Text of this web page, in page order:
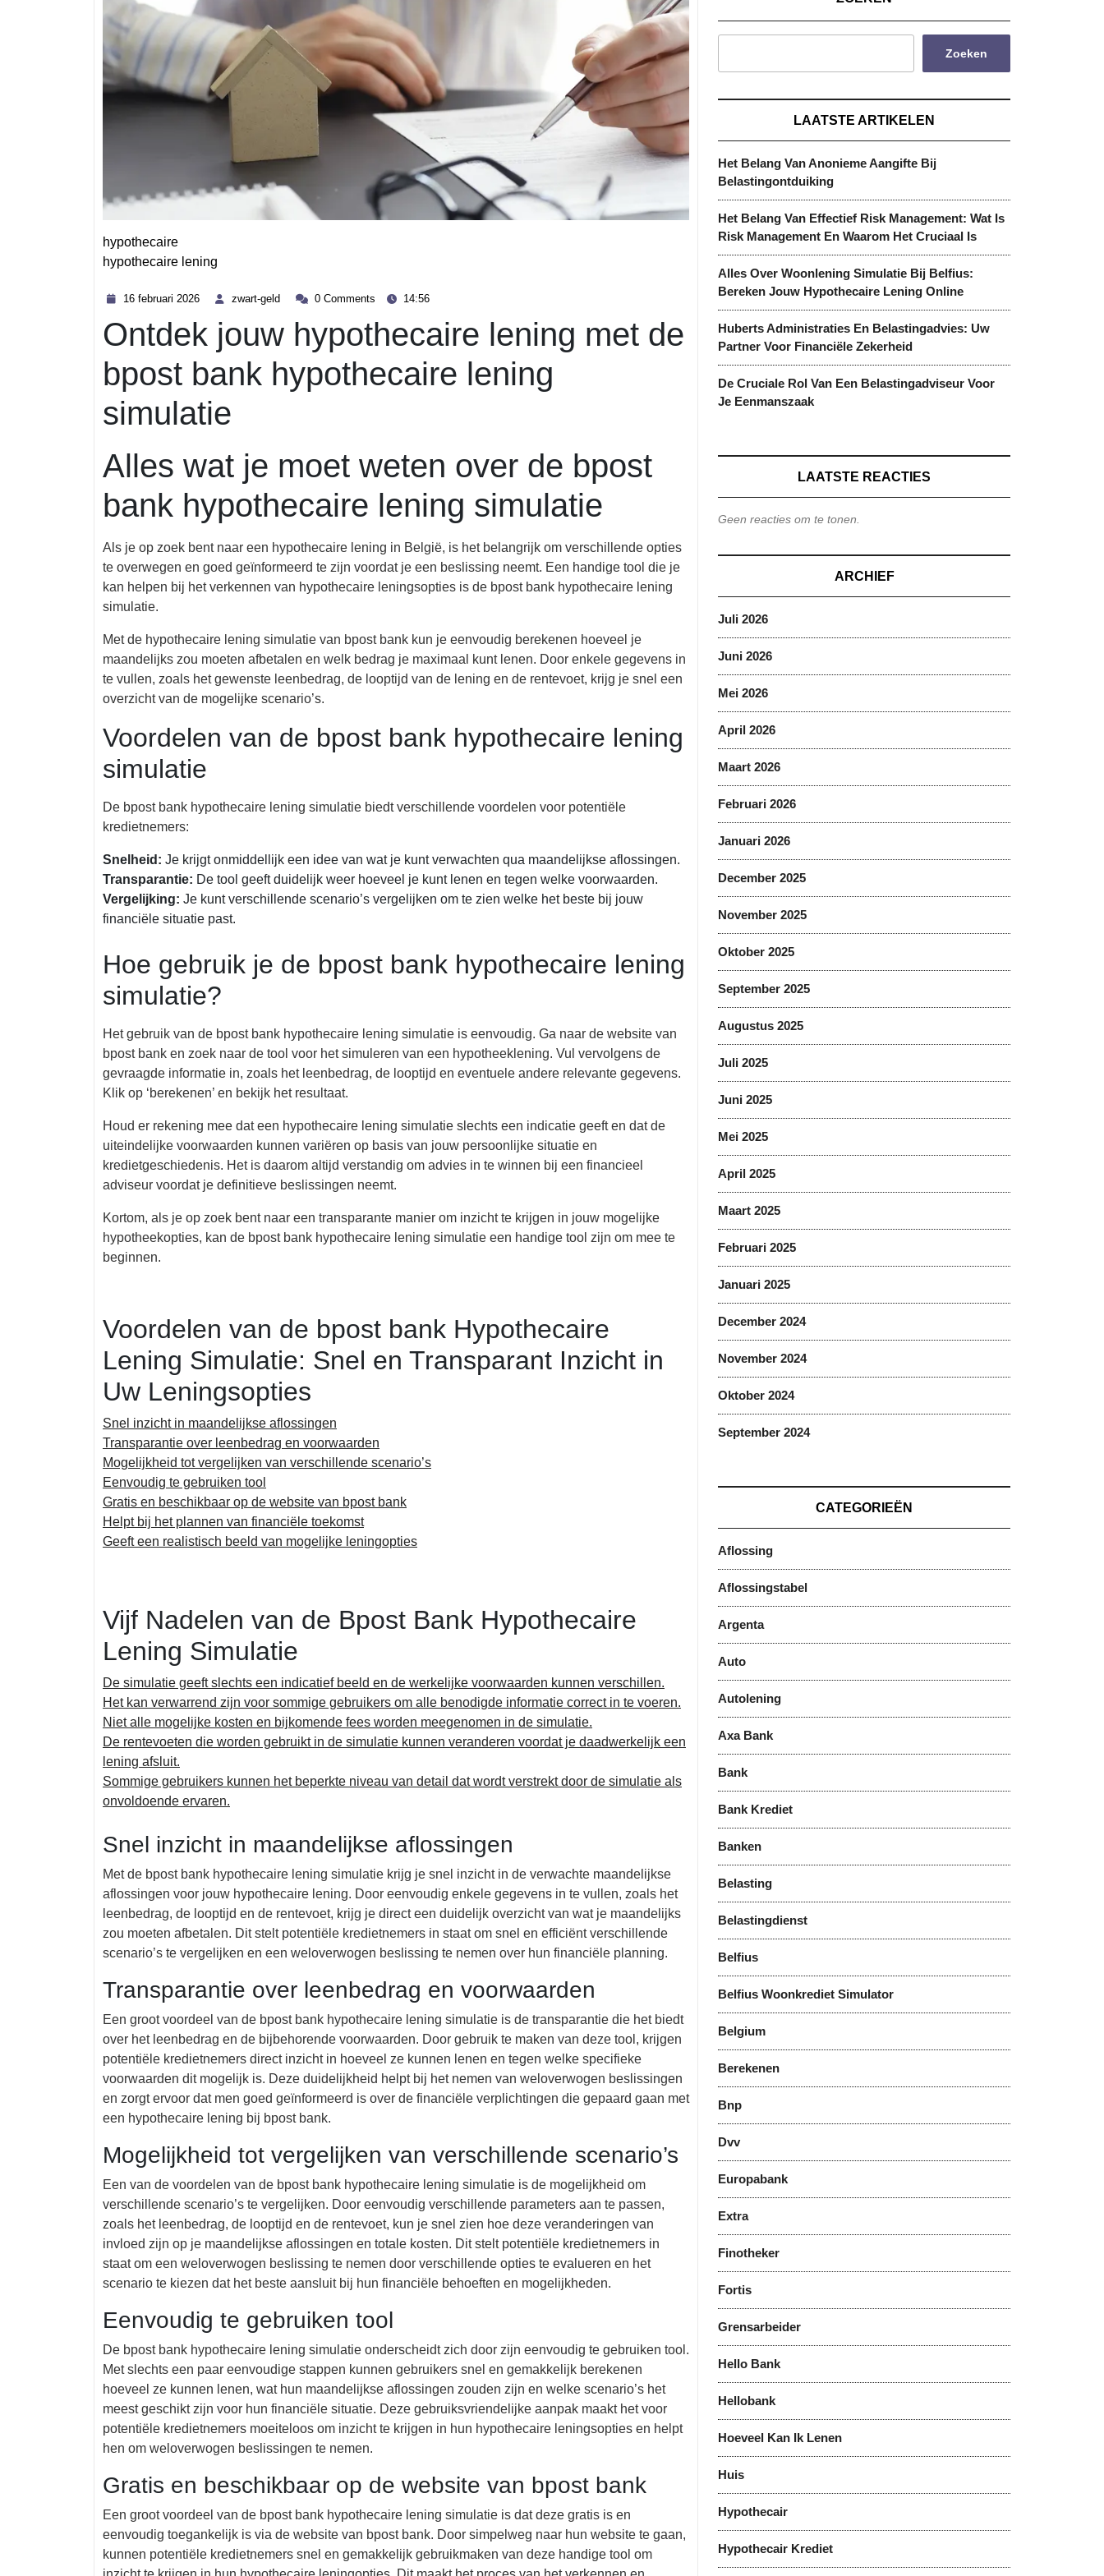
hypothecaire
hypothecaire lening
16 februari 2026
2026
zwart-geld
zwart- 0 Comments 14:56
Ontdek jouw hypothecaire lening met de
bpost bank hypothecaire lening
simulatie
Alles wat je moet weten over de bpost
bank hypothecaire lening simulatie
Als je op zoek bent naar een hypothecaire lening in België, is het belangrijk om verschillende opties
te overwegen en goed geïnformeerd te zijn voordat je een beslissing neemt. Een handige tool die je
kan helpen bij het verkennen van hypothecaire leningsopties is de bpost bank hypothecaire lening
simulatie.
Met de hypothecaire lening simulatie van bpost bank kun je eenvoudig berekenen hoeveel je
maandelijks zou moeten afbetalen en welk bedrag je maximaal kunt lenen. Door enkele gegevens in
te vullen, zoals het gewenste leenbedrag, de looptijd van de lening en de rentevoet, krijg je snel een
overzicht van de mogelijke scenario’s.
Voordelen van de bpost bank hypothecaire lening
simulatie
De bpost bank hypothecaire lening simulatie biedt verschillende voordelen voor potentiële
kredietnemers:
Snelheid: Je krijgt onmiddellijk een idee van wat je kunt verwachten qua maandelijkse aflossingen.
Transparantie: De tool geeft duidelijk weer hoeveel je kunt lenen en tegen welke voorwaarden.
Vergelijking: Je kunt verschillende scenario’s vergelijken om te zien welke het beste bij jouw
financiële situatie past.
Hoe gebruik je de bpost bank hypothecaire lening
simulatie?
Het gebruik van de bpost bank hypothecaire lening simulatie is eenvoudig. Ga naar de website van
bpost bank en zoek naar de tool voor het simuleren van een hypotheeklening. Vul vervolgens de
gevraagde informatie in, zoals het leenbedrag, de looptijd en eventuele andere relevante gegevens.
Klik op ‘berekenen’ en bekijk het resultaat.
Houd er rekening mee dat een hypothecaire lening simulatie slechts een indicatie geeft en dat de
uiteindelijke voorwaarden kunnen variëren op basis van jouw persoonlijke situatie en
kredietgeschiedenis. Het is daarom altijd verstandig om advies in te winnen bij een financieel
adviseur voordat je definitieve beslissingen neemt.
Kortom, als je op zoek bent naar een transparante manier om inzicht te krijgen in jouw mogelijke
hypotheekopties, kan de bpost bank hypothecaire lening simulatie een handige tool zijn om mee te
beginnen.
Voordelen van de bpost bank Hypothecaire
Lening Simulatie: Snel en Transparant Inzicht in
Uw Leningsopties
Snel inzicht in maandelijkse aflossingen
Transparantie over leenbedrag en voorwaarden
Mogelijkheid tot vergelijken van verschillende scenario’s
Eenvoudig te gebruiken tool
Gratis en beschikbaar op de website van bpost bank
Helpt bij het plannen van financiële toekomst
Geeft een realistisch beeld van mogelijke leningopties
Vijf Nadelen van de Bpost Bank Hypothecaire
Lening Simulatie
De simulatie geeft slechts een indicatief beeld en de werkelijke voorwaarden kunnen verschillen.
Het kan verwarrend zijn voor sommige gebruikers om alle benodigde informatie correct in te voeren.
Niet alle mogelijke kosten en bijkomende fees worden meegenomen in de simulatie.
De rentevoeten die worden gebruikt in de simulatie kunnen veranderen voordat je daadwerkelijk een
lening afsluit.
Sommige gebruikers kunnen het beperkte niveau van detail dat wordt verstrekt door de simulatie als
onvoldoende ervaren.
Snel inzicht in maandelijkse aflossingen
Met de bpost bank hypothecaire lening simulatie krijg je snel inzicht in de verwachte maandelijkse
aflossingen voor jouw hypothecaire lening. Door eenvoudig enkele gegevens in te vullen, zoals het
leenbedrag, de looptijd en de rentevoet, krijg je direct een duidelijk overzicht van wat je maandelijks
zou moeten afbetalen. Dit stelt potentiële kredietnemers in staat om snel en efficiënt verschillende
scenario’s te vergelijken en een weloverwogen beslissing te nemen over hun financiële planning.
Transparantie over leenbedrag en voorwaarden
Een groot voordeel van de bpost bank hypothecaire lening simulatie is de transparantie die het biedt
over het leenbedrag en de bijbehorende voorwaarden. Door gebruik te maken van deze tool, krijgen
potentiële kredietnemers direct inzicht in hoeveel ze kunnen lenen en tegen welke specifieke
voorwaarden dit mogelijk is. Deze duidelijkheid helpt bij het nemen van weloverwogen beslissingen
en zorgt ervoor dat men goed geïnformeerd is over de financiële verplichtingen die gepaard gaan met
een hypothecaire lening bij bpost bank.
Mogelijkheid tot vergelijken van verschillende scenario’s
Een van de voordelen van de bpost bank hypothecaire lening simulatie is de mogelijkheid om
verschillende scenario’s te vergelijken. Door eenvoudig verschillende parameters aan te passen,
zoals het leenbedrag, de looptijd en de rentevoet, kun je snel zien hoe deze veranderingen van
invloed zijn op je maandelijkse aflossingen en totale kosten. Dit stelt potentiële kredietnemers in
staat om een weloverwogen beslissing te nemen door verschillende opties te evalueren en het
scenario te kiezen dat het beste aansluit bij hun financiële behoeften en mogelijkheden.
Eenvoudig te gebruiken tool
De bpost bank hypothecaire lening simulatie onderscheidt zich door zijn eenvoudig te gebruiken tool.
Met slechts een paar eenvoudige stappen kunnen gebruikers snel en gemakkelijk berekenen
hoeveel ze kunnen lenen, wat hun maandelijkse aflossingen zouden zijn en welke scenario’s het
meest geschikt zijn voor hun financiële situatie. Deze gebruiksvriendelijke aanpak maakt het voor
potentiële kredietnemers moeiteloos om inzicht te krijgen in hun hypothecaire leningsopties en helpt
hen om weloverwogen beslissingen te nemen.
Gratis en beschikbaar op de website van bpost bank
Een groot voordeel van de bpost bank hypothecaire lening simulatie is dat deze gratis is en
eenvoudig toegankelijk is via de website van bpost bank. Door simpelweg naar hun website te gaan,
kunnen potentiële kredietnemers snel en gemakkelijk gebruikmaken van deze handige tool om
Zoeken
LAATSTE ARTIKELEN
Het Belang Van Anonieme Aangifte Bij
Belastingontduiking
Het Belang Van Effectief Risk Management: Wat Is
Risk Management En Waarom Het Cruciaal Is
Alles Over Woonlening Simulatie Bij Belfius:
Bereken Jouw Hypothecaire Lening Online
Huberts Administraties En Belastingadvies: Uw
Partner Voor Financiële Zekerheid
De Cruciale Rol Van Een Belastingadviseur Voor
Je Eenmanszaak
LAATSTE REACTIES
Geen reacties om te tonen.
ARCHIEF
Juli 2026
Juni 2026
Mei 2026
April 2026
Maart 2026
Februari 2026
Januari 2026
December 2025
November 2025
Oktober 2025
September 2025
Augustus 2025
Juli 2025
Juni 2025
Mei 2025
April 2025
Maart 2025
Februari 2025
Januari 2025
December 2024
November 2024
Oktober 2024
September 2024
CATEGORIEËN
Aflossing
Aflossingstabel
Argenta
Auto
Autolening
Axa Bank
Bank
Bank Krediet
Banken
Belasting
Belastingdienst
Belfius
Belfius Woonkrediet Simulator
Belgium
Berekenen
Bnp
Dvv
Europabank
Extra
Finotheker
Fortis
Grensarbeider
Hello Bank
Hellobank
Hoeveel Kan Ik Lenen
Huis
Hypothecair
Hypothecair Krediet